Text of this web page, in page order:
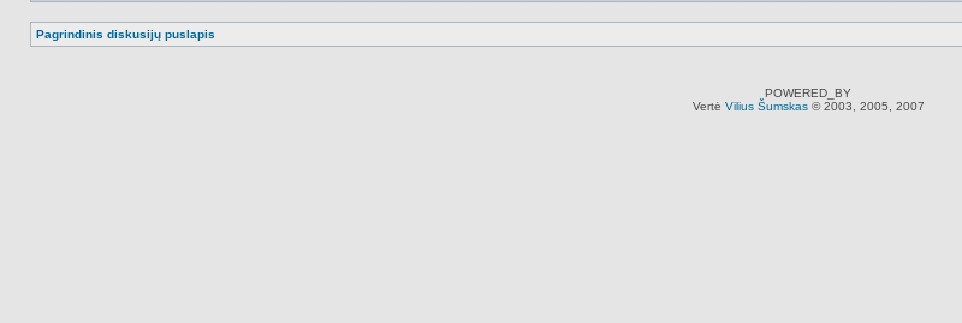
Pagrindinis diskusijų puslapis
POWERED_BY
Vertė Vilius Šumskas© 2003, 2005, 2007